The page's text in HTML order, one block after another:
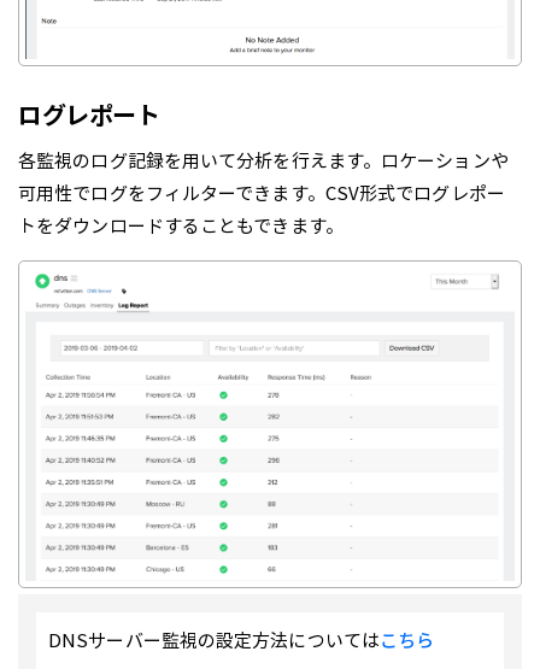
ログレポート
各監視のログ記録を用いて分析を行えます。ロケーションや
可用性でログをフィルターできます。CSV形式でログレポー
トをダウンロードすることもできます。
DNSサーバー監視の設定方法についてはこちら